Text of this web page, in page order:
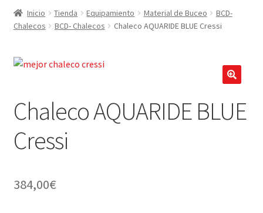
EQUIPAMIENTO
VIAJES Y ACTIVIDADES
SEGUROS DE BUCEO
MI CUENTA
WEB YOBUCEO
Inicio Tienda Equipamiento Material de Buceo
BCD-
Chalecos
BCD- Chalecos Chaleco AQUARIDE BLUE Cressi
Chaleco AQUARIDE BLUE
Cressi
384,00€